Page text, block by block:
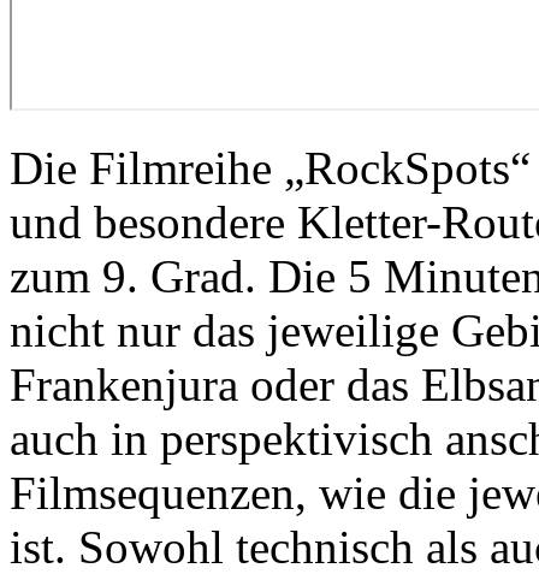
Die Filmreihe
und besondere Kletter-
zum 9. Grad. Die 5
nicht nur das jeweilige
Frankenjura oder das
auch in perspektivisch
Filmsequenzen, wie die
ist. Sowohl technisch als